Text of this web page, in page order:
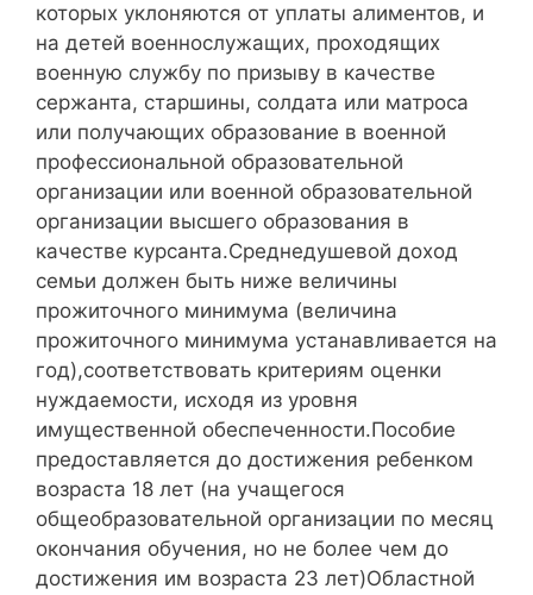
которых уклоняются от уплаты алиментов, и
на детей военнослужащих, проходящих
военную службу по призыву в качестве
сержанта, старшины, солдата или матроса
или получающих образование в военной
профессиональной образовательной
организации или военной образовательной
организации высшего образования в
качестве курсанта.Среднедушевой доход
семьи должен быть ниже величины
прожиточного минимума (величина
прожиточного минимума устанавливается на
год),соответствовать критериям оценки
нуждаемости, исходя из уровня
имущественной обеспеченности.Пособие
предоставляется до достижения ребенком
возраста 18 лет (на учащегося
общеобразовательной организации по месяц
окончания обучения, но не более чем до
достижения им возраста 23 лет)Областной